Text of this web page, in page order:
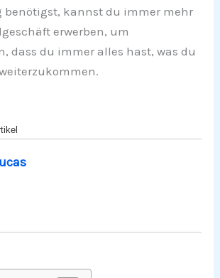
benötigst, kannst du immer mehr
erwerben, um
dass du immer alles hast, was du